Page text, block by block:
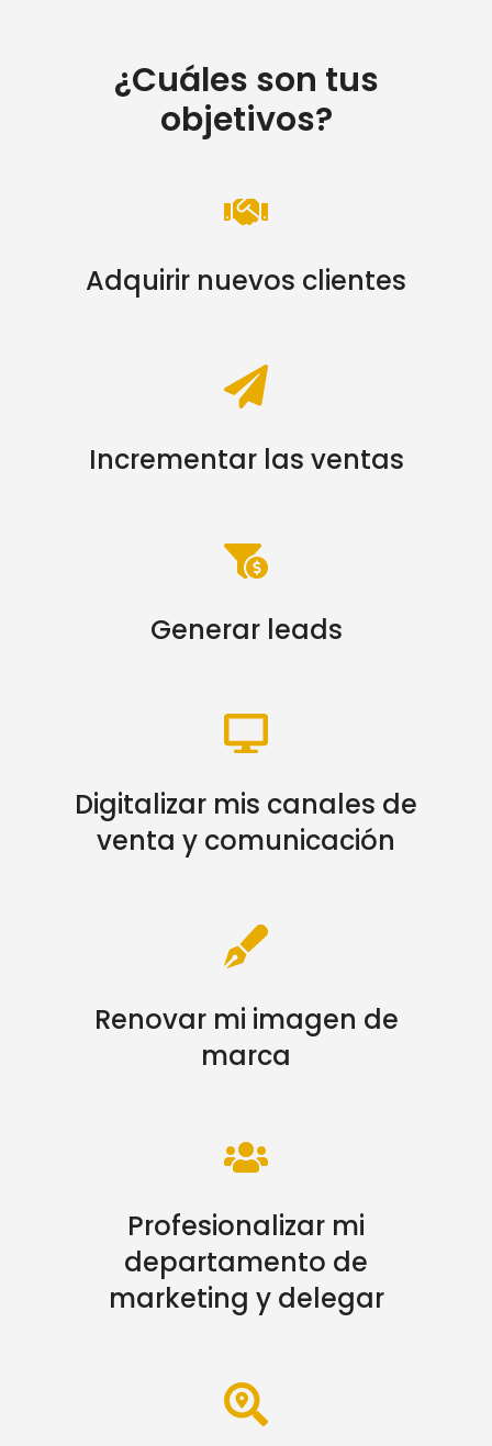
¿Cuáles son tus
objetivos?
Adquirir nuevos clientes
Incrementar las ventas
Generar leads
Digitalizar mis canales de
venta y comunicación
Renovar mi imagen de
marca
Profesionalizar mi
departamento de
marketing y delegar